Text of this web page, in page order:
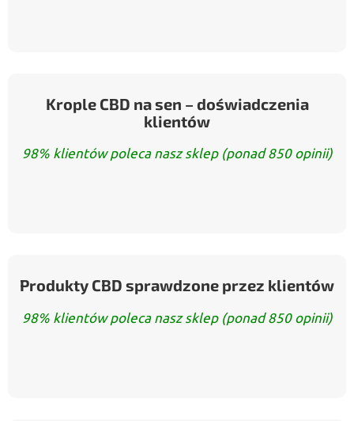
Krople CBD na sen – doświadczenia
klientów
98% klientów poleca nasz sklep (ponad 850 opinii)
Produkty CBD sprawdzone przez klientów
98% klientów poleca nasz sklep (ponad 850 opinii)